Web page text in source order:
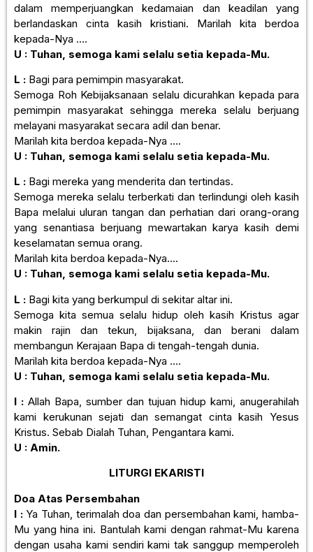
dalam memperjuangkan kedamaian dan keadilan yang
berlandaskan cinta kasih kristiani. Marilah kita berdoa
kepada-Nya ….
U : Tuhan, semoga kami selalu setia kepada-Mu.
L : Bagi para pemimpin masyarakat.
Semoga Roh Kebijaksanaan selalu dicurahkan kepada para
pemimpin masyarakat sehingga mereka selalu berjuang
melayani masyarakat secara adil dan benar.
Marilah kita berdoa kepada-Nya ….
U : Tuhan, semoga kami selalu setia kepada-Mu.
L : Bagi mereka yang menderita dan tertindas.
Semoga mereka selalu terberkati dan terlindungi oleh kasih
Bapa melalui uluran tangan dan perhatian dari orang-orang
yang senantiasa berjuang mewartakan karya kasih demi
keselamatan semua orang.
Marilah kita berdoa kepada-Nya….
U : Tuhan, semoga kami selalu setia kepada-Mu.
L : Bagi kita yang berkumpul di sekitar altar ini.
Semoga kita semua selalu hidup oleh kasih Kristus agar
makin rajin dan tekun, bijaksana, dan berani dalam
membangun Kerajaan Bapa di tengah-tengah dunia.
Marilah kita berdoa kepada-Nya ….
U : Tuhan, semoga kami selalu setia kepada-Mu.
I : Allah Bapa, sumber dan tujuan hidup kami, anugerahilah
kami kerukunan sejati dan semangat cinta kasih Yesus
Kristus. Sebab Dialah Tuhan, Pengantara kami.
U : Amin.
LITURGI EKARISTI
Doa Atas Persembahan
I :Ya Tuhan, terimalah doa dan persembahan kami, hamba-
Mu yang hina ini. Bantulah kami dengan rahmat-Mu karena
dengan usaha kami sendiri kami tak sanggup memperoleh